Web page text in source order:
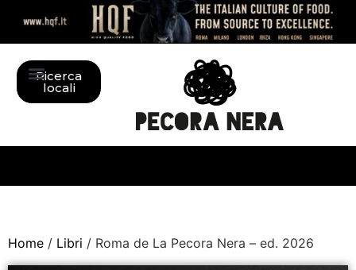
Ricerca
locali
Home / Libri / Roma de La Pecora Nera – ed. 2026